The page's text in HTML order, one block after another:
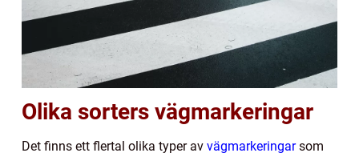
Olika sorters vägmarkeringar
Det finns ett flertal olika typer av vägmarkeringarsom